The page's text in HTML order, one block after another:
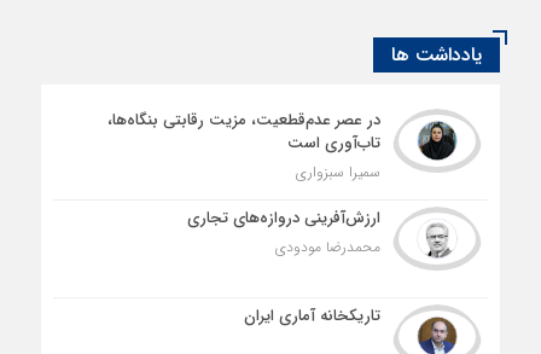
یادداشت ها
در عصر عدم‌قطعیت، مزیت رقابتی بنگاه‌ها،
تاب‌آوری است
سمیرا سبزواری
ارزش‌آفرینی دروازه‌های تجاری
محمدرضا مودودی
تاریکخانه آماری ایران